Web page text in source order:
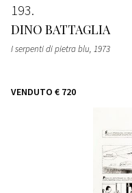
193
DINO BATTAGLIA
I serpenti di pietra blu, 1973
VENDUTO € 720